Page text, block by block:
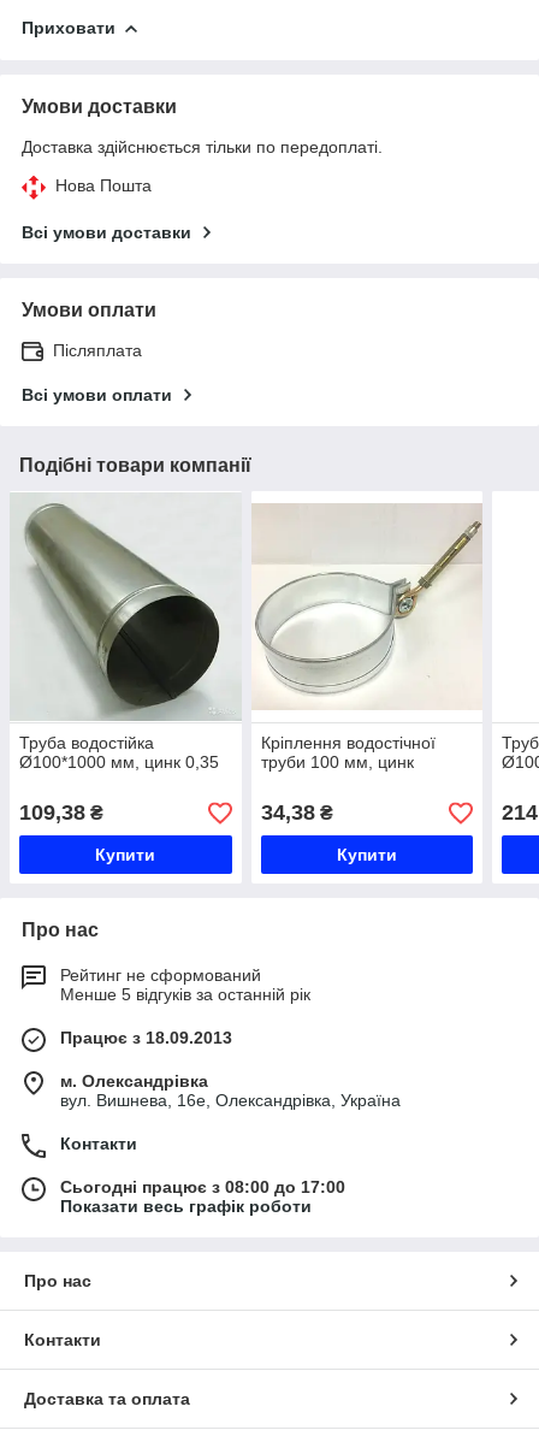
Приховати
Умови доставки
Доставка здійснюється тільки по передоплаті.
Нова Пошта
Всі умови доставки
Умови оплати
Післяплата
Всі умови оплати
Подібні товари компанії
Труба водостійка
Ø100*1000 мм, цинк 0,35
109,38 ₴
Купити
Кріплення водостічної
труби 100 мм, цинк
34,38₴
Купити
Про нас
Рейтинг не сформований
Менше 5 відгуків за останній рік
Працює з 18.09.2013
м. Олександрівка
вул. Вишнева, 16е, Олександрівка, Україна
Контакти
Сьогодні працює з 08:00 до 17:00
Показати весь графік роботи
Про нас
Контакти
Доставка та оплата